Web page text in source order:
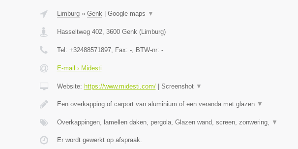
Limburg» Genk| Google maps ▼
Hasseltweg 402, 3600 Genk(Limburg)
Tel: +32488571897, Fax: -, BTW-nr: -
E-mail › Midesti
Website: https://www.midesti.com/| Screenshot ▼
Een overkapping of carport van aluminium of een veranda met glazen ▼
Overkappingen, lamellen daken, pergola, Glazen wand, screen, zonwering, ▼
Er wordt gewerkt op afspraak.